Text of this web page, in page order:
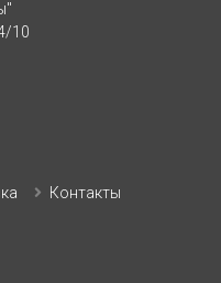
10
Контакты